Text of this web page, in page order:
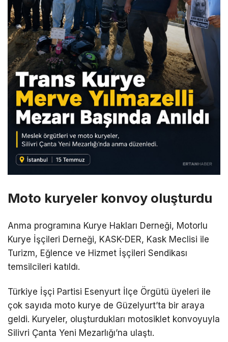
Moto kuryeler konvoy oluşturdu
Anma programına Kurye Hakları Derneği, Motorlu
Kurye İşçileri Derneği, KASK-DER, Kask Meclisi ile
Turizm, Eğlence ve Hizmet İşçileri Sendikası
temsilcileri katıldı.
Türkiye İşçi Partisi Esenyurt İlçe Örgütü üyeleri ile
çok sayıda moto kurye de Güzelyurt’ta bir araya
geldi. Kuryeler, oluşturdukları motosiklet konvoyuyla
Silivri Çanta Yeni Mezarlığı’na ulaştı.